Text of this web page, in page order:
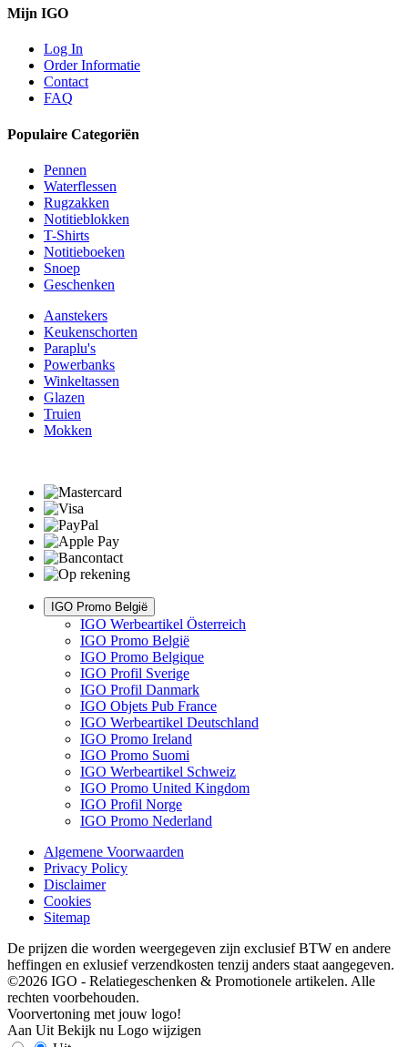
Mijn IGO
Log In
Order Informatie
Contact
FAQ
Populaire Categoriën
Pennen
Waterflessen
Rugzakken
Notitieblokken
T-Shirts
Notitieboeken
Snoep
Geschenken
Aanstekers
Keukenschorten
Paraplu's
Powerbanks
Winkeltassen
Glazen
Truien
Mokken
IGO Promo België
IGO Werbeartikel Österreich
IGO Promo België
IGO Promo Belgique
IGO Profil Sverige
IGO Profil Danmark
IGO Objets Pub France
IGO Werbeartikel Deutschland
IGO Promo Ireland
IGO Promo Suomi
IGO Werbeartikel Schweiz
IGO Promo United Kingdom
IGO Profil Norge
IGO Promo Nederland
Algemene Voorwaarden
Privacy Policy
Disclaimer
Cookies
Sitemap
De prijzen die worden weergegeven zijn exclusief BTW en andere
heffingen en exlusief verzendkosten tenzij anders staat aangegeven.
©2026 IGO - Relatiegeschenken & Promotionele artikelen. Alle
rechten voorbehouden.
Voorvertoning met jouw logo!
Aan Uit Bekijk nu Logo wijzigen